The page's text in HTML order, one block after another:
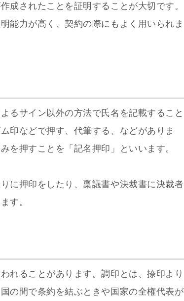
成されたことを証明することが大切です。
能力が高く、契約の際にもよく用いられま
るサイン以外の方法で氏名を記載すること
印などで押す、代筆する、などがありま
を押すことを「記名押印」といいます。
に押印をしたり、稟議書や決裁書に決裁者
す。
れることがあります。調印とは、捺印より
の間で条約を結ぶときや国家の全権代表が